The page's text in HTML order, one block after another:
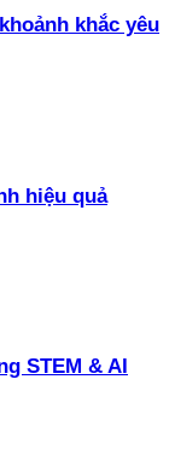
khắc yêu
hiệu quả
STEM & AI